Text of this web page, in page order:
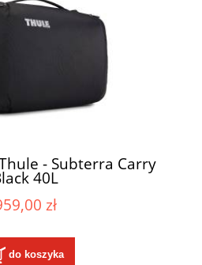
- Subterra Carry
40L
zł
do koszyka